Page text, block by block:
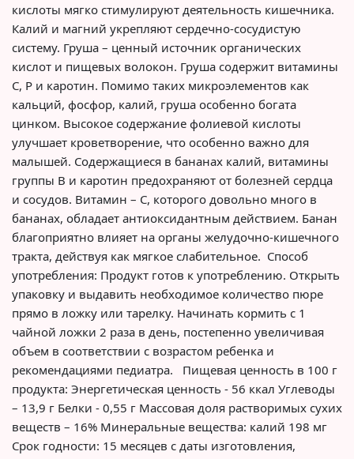
кислоты мягко стимулируют деятельность кишечника.
Калий и магний укрепляют сердечно-сосудистую
систему. Груша – ценный источник органических
кислот и пищевых волокон. Груша содержит витамины
С, Р и каротин. Помимо таких микроэлементов как
кальций, фосфор, калий, груша особенно богата
цинком. Высокое содержание фолиевой кислоты
улучшает кроветворение, что особенно важно для
малышей. Содержащиеся в бананах калий, витамины
группы В и каротин предохраняют от болезней сердца
и сосудов. Витамин – С, которого довольно много в
бананах, обладает антиоксидантным действием. Банан
благоприятно влияет на органы желудочно-кишечного
тракта, действуя как мягкое слабительное. Способ
употребления: Продукт готов к употреблению. Открыть
упаковку и выдавить необходимое количество пюре
прямо в ложку или тарелку. Начинать кормить с 1
чайной ложки 2 раза в день, постепенно увеличивая
объем в соответствии с возрастом ребенка и
рекомендациями педиатра. Пищевая ценность в 100 г
продукта: Энергетическая ценность - 56 ккал Углеводы
– 13,9 г Белки - 0,55 г Массовая доля растворимых сухих
веществ – 16% Минеральные вещества: калий 198 мг
Срок годности: 15 месяцев с даты изготовления,